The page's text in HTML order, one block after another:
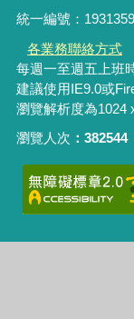
統一編號：
各業務聯絡方式
每週一至週五上班
建議使用IE9.0或
瀏覽解析度為1024
瀏覽人次
382544